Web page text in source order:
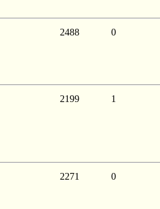
2488 0
2199 1
2271 0